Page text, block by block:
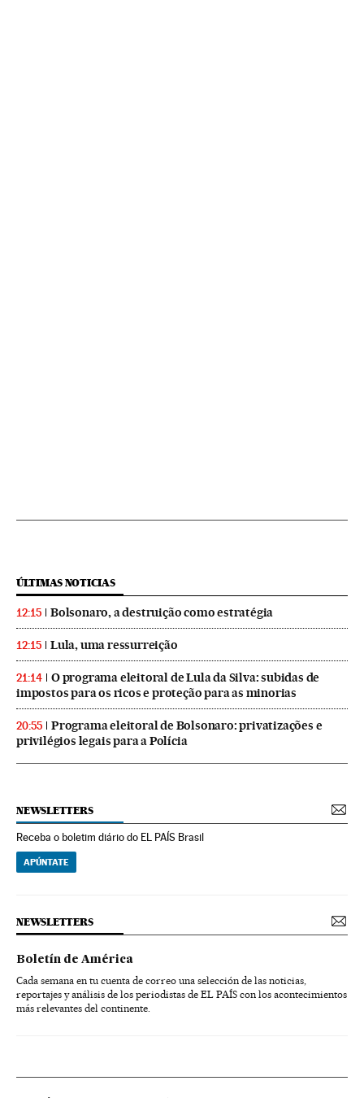
ÚLTIMAS NOTICIAS
12:15 Bolsonaro, a destruição como estratégia
12:15 Lula, uma ressurreição
21:14
O programa eleitoral de Lula da Silva: subidas de
impostos para os ricos e proteção para as minorias
20:55
Programa eleitoral de Bolsonaro: privatizações e
privilégios legais para a Polícia
NEWSLETTERS
Receba o boletim diário do EL PAÍS Brasil
APÚNTATE
NEWSLETTERS
Boletín de América
Cada semana en tu cuenta de correo una selección de las noticias,
reportajes y análisis de los periodistas de EL PAÍS con los acontecimientos
más relevantes del continente.